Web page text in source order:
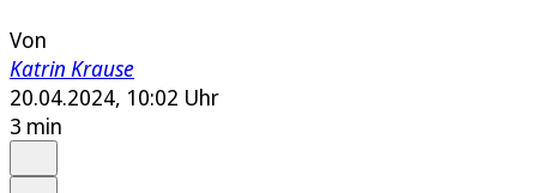
Von
Katrin Krause
20.04.2024, 10:02 Uhr
3 min